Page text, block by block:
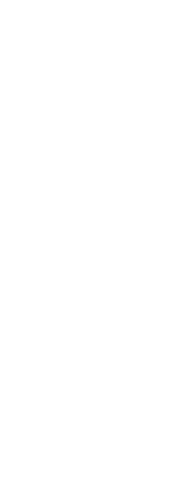
increíble
con modelos de
lo máximo
siempre deseaste
variedad y
en una pieza
baño. Son
difusores que